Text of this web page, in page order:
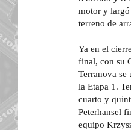
motor y
terreno de
Ya en el
final, con su
Terranova se
la Etapa 1.
cuarto y
Peterhansel
equipo